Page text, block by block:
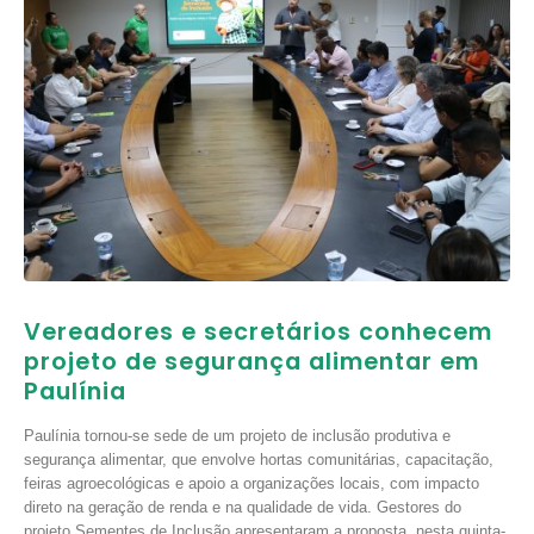
Vereadores e secretários conhecem
projeto de segurança alimentar em
Paulínia
Paulínia tornou-se sede de um projeto de inclusão produtiva e
segurança alimentar, que envolve hortas comunitárias, capacitação,
feiras agroecológicas e apoio a organizações locais, com impacto
direto na geração de renda e na qualidade de vida. Gestores do